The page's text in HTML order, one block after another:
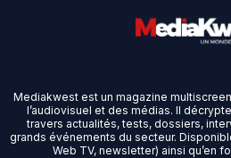
Mediakwest est un magazine
l’audiovisuel et des médias. Il
travers actualités, tests, dossiers,
grands événements du secteur.
Web TV, newsletter) ainsi qu’en